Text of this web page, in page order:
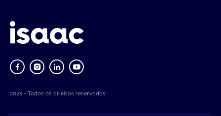
2023 - Todos os direitos reservados